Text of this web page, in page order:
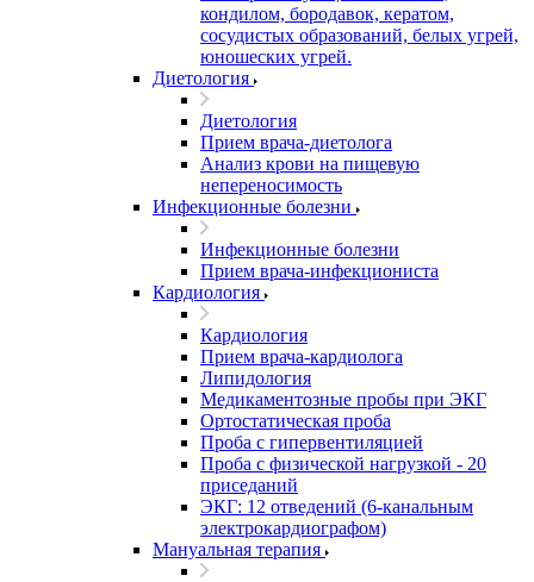
кондилом, бородавок, кератом,
сосудистых образований, белых угрей,
юношеских угрей.
Диетология
Диетология
Прием врача-диетолога
Анализ крови на пищевую
непереносимость
Инфекционные болезни
Инфекционные болезни
Прием врача-инфекциониста
Кардиология
Кардиология
Прием врача-кардиолога
Липидология
Медикаментозные пробы при ЭКГ
Ортостатическая проба
Проба с гипервентиляцией
Проба с физической нагрузкой - 20
приседаний
ЭКГ: 12 отведений (6-канальным
электрокардиографом)
Мануальная терапия